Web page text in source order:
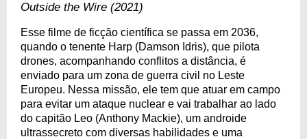
Outside the Wire (2021)
Esse filme de ficção científica se passa em 2036,
quando o tenente Harp (Damson Idris), que pilota
drones, acompanhando conflitos a distância, é
enviado para um zona de guerra civil no Leste
Europeu. Nessa missão, ele tem que atuar em campo
para evitar um ataque nuclear e vai trabalhar ao lado
do capitão Leo (Anthony Mackie), um androide
ultrassecreto com diversas habilidades e uma